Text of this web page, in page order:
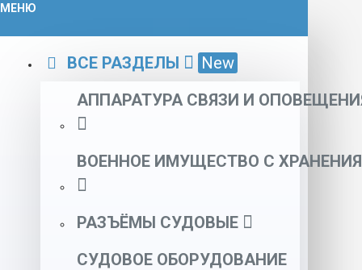
МЕНЮ
ВСЕ РАЗДЕЛЫ
New
АППАРАТУРА СВЯЗИ И
ВОЕННОЕ ИМУЩЕСТВО С ХРАНЕНИЯ
РАЗЪЁМЫ СУДОВЫЕ
СУДОВОЕ ОБОРУДОВАНИЕ